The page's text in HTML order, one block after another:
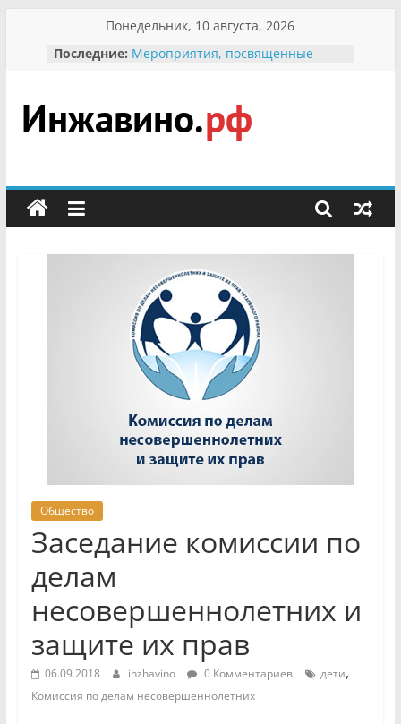
содержимому
Понедельник, 10 августа, 2026
Последние: Мероприятия, посвященные
гражданин Инжавинского округа»
участнице Великой
Отечественной, фронтовичке
Безопасность в сети Интернет
мероприятии «Сохраним
первоцветы!»
В вольере Воронинского
заповедника родились крапчатые
суслики
Инжавино.рф
сельский
портал
Общество
Заседание комиссии по
делам
несовершеннолетних и
защите их прав
06.09.2018 inzhavino 0 Комментариев дети,
Комиссия по делам несовершеннолетних